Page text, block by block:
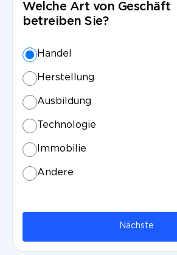
Welche Art von Geschäft
betreiben Sie?
Handel
Herstellung
Ausbildung
Technologie
Immobilie
Andere
Nächste